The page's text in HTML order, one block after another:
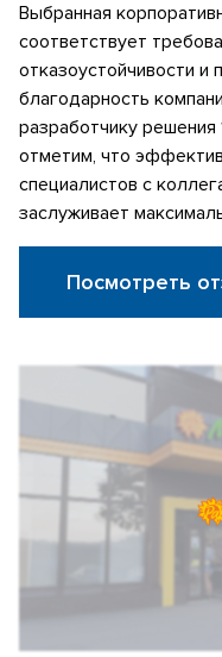
Выбранная
соответствует
отказоустойчивости
благодарность
разработчику
отметим, что
специалистов с
заслуживает
Посмотреть